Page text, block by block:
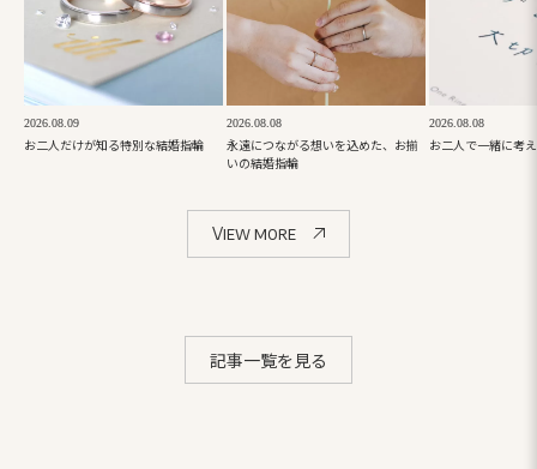
2026.08.09
お二人だけが知る特別な結婚指輪
2026.08.08
永遠につながる想いを込めた、お揃
いの結婚指輪
2026.08.08
お二人で一緒に考
View more
記事一覧を見る